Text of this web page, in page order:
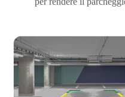
Il vostro assistente
È possibile supportare la
una aggiuntiva. Può essere